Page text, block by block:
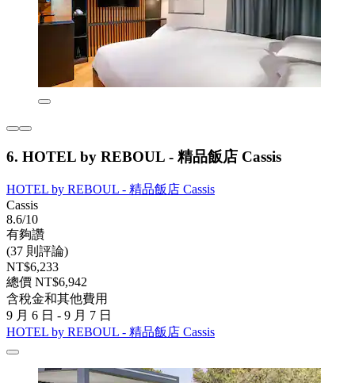
6. HOTEL by REBOUL - 精品飯店 Cassis
HOTEL by REBOUL - 精品飯店 Cassis
Cassis
8.6/10
有夠讚
(37 則評論)
NT$6,233
總價 NT$6,942
含稅金和其他費用
9 月 6 日 - 9 月 7 日
HOTEL by REBOUL - 精品飯店 Cassis